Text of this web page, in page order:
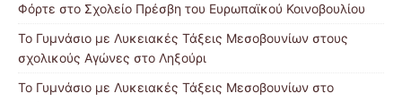
Φόρτε στο Σχολείο Πρέσβη του Ευρωπαϊκού Κοινοβουλίου
Το Γυμνάσιο με Λυκειακές Τάξεις Μεσοβουνίων στους
σχολικούς Αγώνες στο Ληξούρι
Το Γυμνάσιο με Λυκειακές Τάξεις Μεσοβουνίων στο